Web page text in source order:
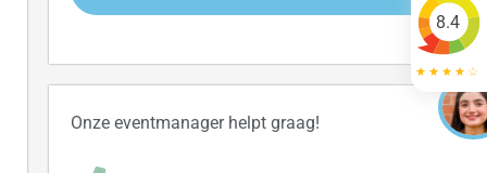
Onze eventmanager helpt graag!
8.4